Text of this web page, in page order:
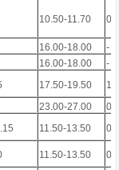
10.50-11.70
16.00-18.00
-
16.00-18.00
-
17.50-19.50
1
23.00-27.00
11.50-13.50
11.50-13.50